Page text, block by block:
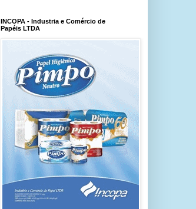
INCOPA - Industria e Comércio de
Papéis LTDA